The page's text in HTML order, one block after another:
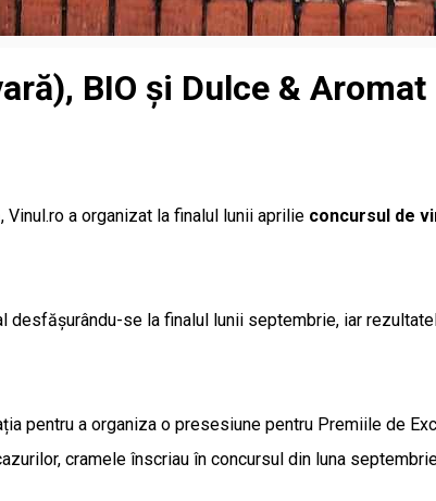
BIO și Dulce &
a organizat la finalul lunii aprilie concursul de
se la finalul lunii septembrie, iar
pentru a organiza o presesiune pentru Premiile de
cramele înscriau în concursul din luna